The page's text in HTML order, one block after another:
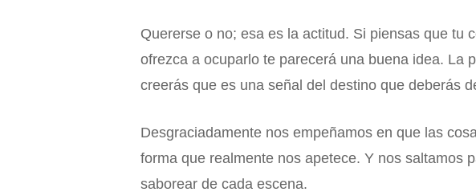
Quererse o no; esa es la actitud. Si piensas que tu
ofrezca a ocuparlo te parecerá una buena idea. La
creerás que es una señal del destino que deberás
Desgraciadamente nos empeñamos en que las
forma que realmente nos apetece. Y nos saltamos
saborear de cada escena.